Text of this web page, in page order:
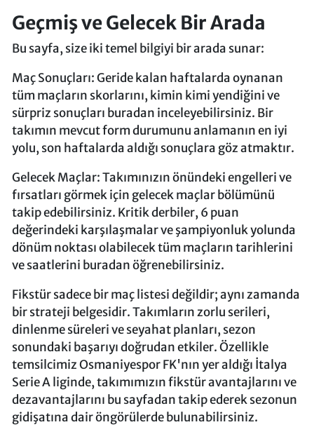
Geçmiş ve Gelecek Bir Arada
Bu sayfa, size iki temel bilgiyi bir arada sunar:
Maç Sonuçları: Geride kalan haftalarda oynanan
tüm maçların skorlarını, kimin kimi yendiğini ve
sürpriz sonuçları buradan inceleyebilirsiniz. Bir
takımın mevcut form durumunu anlamanın en iyi
yolu, son haftalarda aldığı sonuçlara göz atmaktır.
Gelecek Maçlar: Takımınızın önündeki engelleri ve
fırsatları görmek için gelecek maçlar bölümünü
takip edebilirsiniz. Kritik derbiler, 6 puan
değerindeki karşılaşmalar ve şampiyonluk yolunda
dönüm noktası olabilecek tüm maçların tarihlerini
ve saatlerini buradan öğrenebilirsiniz.
Fikstür sadece bir maç listesi değildir; aynı zamanda
bir strateji belgesidir. Takımların zorlu serileri,
dinlenme süreleri ve seyahat planları, sezon
sonundaki başarıyı doğrudan etkiler. Özellikle
temsilcimiz Osmaniyespor FK'nın yer aldığı İtalya
Serie A liginde, takımımızın fikstür avantajlarını ve
dezavantajlarını bu sayfadan takip ederek sezonun
gidişatına dair öngörülerde bulunabilirsiniz.